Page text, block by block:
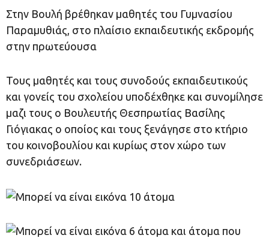
Στην Βουλή βρέθηκαν μαθητές του Γυμνασίου
Παραμυθιάς, στο πλαίσιο εκπαιδευτικής εκδρομής
στην πρωτεύουσα
Τους μαθητές και τους συνοδούς εκπαιδευτικούς
και γονείς του σχολείου υποδέχθηκε και συνομίλησε
μαζι τους ο Βουλευτής Θεσπρωτίας Βασίλης
Γιόγιακας ο οποίος και τους ξενάγησε στο κτήριο
του κοινοβουλίου και κυρίως στον χώρο των
συνεδριάσεων.